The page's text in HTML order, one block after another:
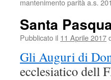
mantenimento parità a.s.
Santa
Pubblicato il 11 Aprile 2017
Gli Auguri di
ecclesiatico dell